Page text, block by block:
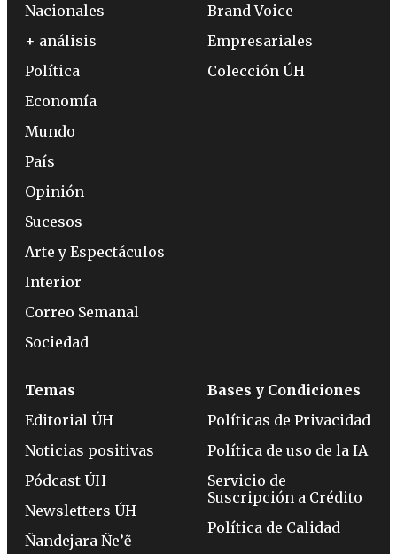
Nacionales
+ análisis
Política
Economía
Mundo
País
Opinión
Sucesos
Arte y Espectáculos
Interior
Correo Semanal
Sociedad
Brand Voice
Empresariales
Colección ÚH
Temas
Editorial ÚH
Noticias positivas
Pódcast ÚH
Newsletters ÚH
Ñandejara Ñe’ẽ
Bases y Condiciones
Políticas de Privacidad
Política de uso de la IA
Servicio de
Suscripción a Crédito
Política de Calidad